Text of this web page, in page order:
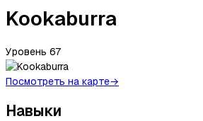
Kookaburra
Уровень 67
Посмотреть на карте→
Навыки